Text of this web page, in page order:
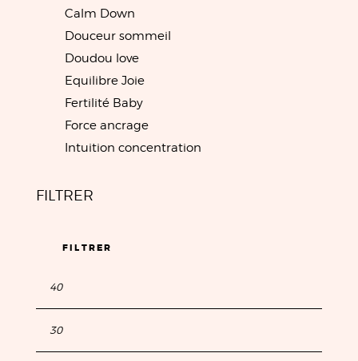
Calm Down
Douceur sommeil
Doudou love
Equilibre Joie
Fertilité Baby
Force ancrage
Intuition concentration
FILTRER
FILTRER